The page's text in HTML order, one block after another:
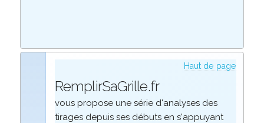
Haut de page
RemplirSaGrille.fr
vous propose une série d'analyses des
tirages depuis ses débuts en s'appuyant